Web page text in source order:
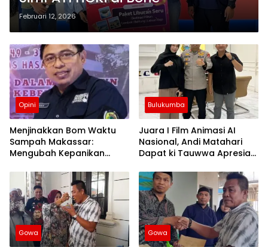
Februari 12, 2026
Opini
Menjinakkan Bom Waktu
Sampah Makassar:
Mengubah Kepanikan
Berbasis RT
Bulukumba
Juara I Film Animasi AI
Nasional, Andi Matahari
Dapat ki Tauwwa Apresiasi
Gowa Gowa